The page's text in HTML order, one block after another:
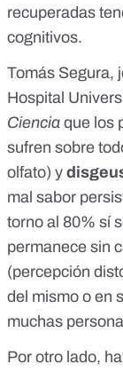
recuperadas
cognitivos.
Tomás Segura,
Hospital
Ciencia que los
sufren sobre
olfato) y
mal sabor
torno al 80% sí
permanece sin
(percepción
del mismo o en
muchas
Por otro lado,